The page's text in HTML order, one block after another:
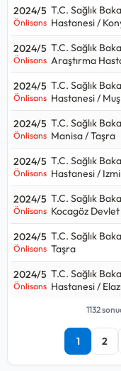
2024/5
Önlisans
T.C. Sağlık
Hastanesi /
2024/5
Önlisans
T.C. Sağlık
Araştırma
2024/5
Önlisans
T.C. Sağlık
Hastanesi /
2024/5
Önlisans
T.C. Sağlık
Manisa / Taşra
2024/5
Önlisans
T.C. Sağlık
Hastanesi /
2024/5
Önlisans
T.C. Sağlık
Kocagöz
2024/5
Önlisans
T.C. Sağlık
Taşra
2024/5
Önlisans
T.C. Sağlık
Hastanesi /
1132
1 2